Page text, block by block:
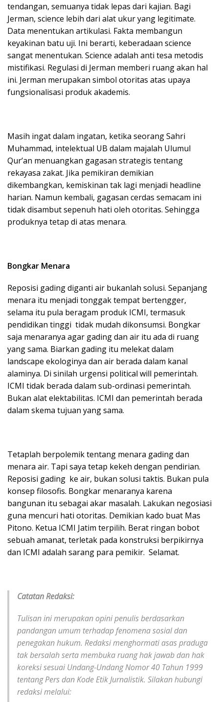
tendangan, semuanya tidak lepas dari kajian. Bagi
Jerman, science lebih dari alat ukur yang legitimate.
Data menentukan artikulasi. Fakta membangun
keyakinan batu uji. Ini berarti, keberadaan science
sangat menentukan. Science adalah anti tesa metodis
mistifikasi. Regulasi di Jerman memberi ruang akan hal
ini. Jerman merupakan simbol otoritas atas upaya
fungsionalisasi produk akademis.
Masih ingat dalam ingatan, ketika seorang Sahri
Muhammad, intelektual UB dalam majalah Ulumul
Qur’an menuangkan gagasan strategis tentang
rekayasa zakat. Jika pemikiran demikian
dikembangkan, kemiskinan tak lagi menjadi headline
harian. Namun kembali, gagasan cerdas semacam ini
tidak disambut sepenuh hati oleh otoritas. Sehingga
produknya tetap di atas menara.
Bongkar Menara
Reposisi gading diganti air bukanlah solusi. Sepanjang
menara itu menjadi tonggak tempat bertengger,
selama itu pula beragam produk ICMI, termasuk
pendidikan tinggi tidak mudah dikonsumsi. Bongkar
saja menaranya agar gading dan air itu ada di ruang
yang sama. Biarkan gading itu melekat dalam
landscape ekologinya dan air berada dalam kanal
alaminya. Di sinilah urgensi political will pemerintah.
ICMI tidak berada dalam sub-ordinasi pemerintah.
Bukan alat elektabilitas. ICMI dan pemerintah berada
dalam skema tujuan yang sama.
Tetaplah berpolemik tentang menara gading dan
menara air. Tapi saya tetap kekeh dengan pendirian.
Reposisi gading ke air, bukan solusi taktis. Bukan pula
konsep filosofis. Bongkar menaranya karena
bangunan itu sebagai akar masalah. Lakukan negosiasi
guna mencuri hati otoritas. Demikian kado buat Mas
Pitono. Ketua ICMI Jatim terpilih. Berat ringan bobot
sebuah amanat, terletak pada konstruksi berpikirnya
dan ICMI adalah sarang para pemikir. Selamat.
Catatan Redaksi:
Tulisan ini merupakan opini penulis berdasarkan
pandangan umum terhadap fenomena sosial dan
penegakan hukum. Redaksi menghormati asas praduga
tak bersalah serta membuka ruang hak jawab dan hak
koreksi sesuai Undang-Undang Nomor 40 Tahun 1999
tentang Pers dan Kode Etik Jurnalistik. Silakan hubungi
redaksi melalui: